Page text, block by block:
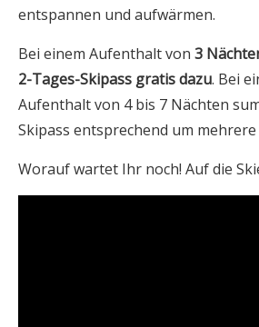
entspannen und aufwärmen.
Bei einem Aufenthalt von 3
2-Tages-Skipass gratis dazu. Bei
Aufenthalt von 4 bis 7 Nächten
Skipass entsprechend um mehrere
Worauf wartet Ihr noch! Auf die